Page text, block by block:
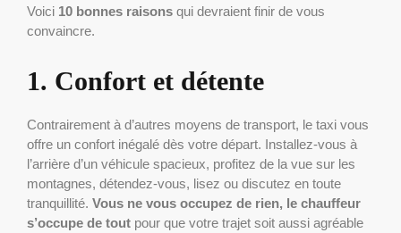
Voici 10 bonnes raisons qui devraient finir de vous
convaincre.
1. Confort et détente
Contrairement à d’autres moyens de transport, le taxi vous
offre un confort inégalé dès votre départ. Installez-vous à
l’arrière d’un véhicule spacieux, profitez de la vue sur les
montagnes, détendez-vous, lisez ou discutez en toute
tranquillité. Vous ne vous occupez de rien, le chauffeur
s’occupe de tout pour que votre trajet soit aussi agréable